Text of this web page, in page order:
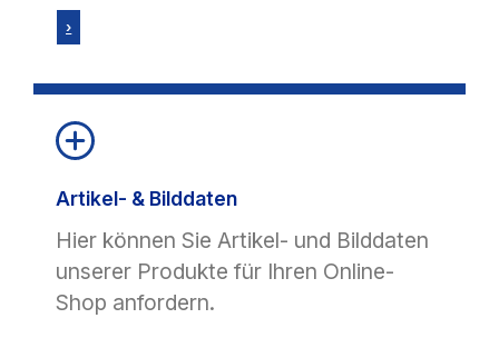
›
Artikel- & Bilddaten
Hier können Sie Artikel- und Bilddaten
unserer Produkte für Ihren Online-
Shop anfordern.